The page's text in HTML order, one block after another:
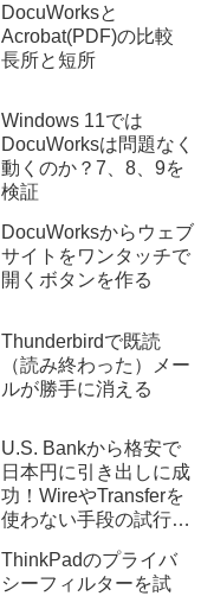
DocuWorksと
Acrobat(PDF)の比較
長所と短所
Windows 11では
DocuWorksは問題なく
動くのか？7、8、9を
検証
DocuWorksからウェブ
サイトをワンタッチで
開くボタンを作る
Thunderbirdで既読
（読み終わった）メー
ルが勝手に消える
U.S. Bankから格安で
日本円に引き出しに成
功！WireやTransferを
使わない手段の試行錯
ThinkPadのプライバ
シーフィルターを試